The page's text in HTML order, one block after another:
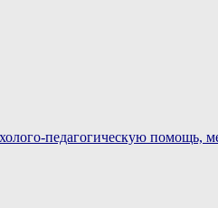
педагогическую помощь,